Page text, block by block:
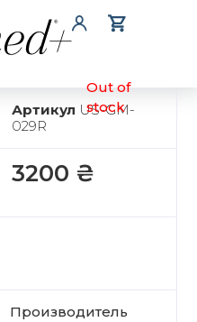
Артикул US-GM-
029R
3200 ₴
Out of
stock
Производитель